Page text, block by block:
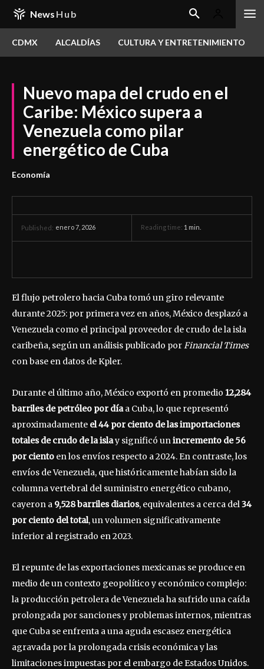
News Hub
CDMX ALCALDÍAS CULTURA Y ENTRETENIMIENTO
Nuevo mapa del crudo en el
Caribe: México supera a
Venezuela como pilar
energético de Cuba
Economía
Published: enero 7, 2026 Reading time: 1 min.
El flujo petrolero hacia Cuba tomó un giro relevante
durante 2025: por primera vez en años, México desplazó a
Venezuela como el principal proveedor de crudo de la isla
caribeña, según un análisis publicado porFinancial Times
con base en datos de Kpler.
Durante el último año, México exportó en promedio 12,284
barriles de petróleo por díaa Cuba, lo que representó
aproximadamente el 44 por ciento de las importaciones
totales de crudo de la islay significó unincremento de 56
por ciento en los envíos respecto a 2024. En contraste, los
envíos de Venezuela, que históricamente habían sido la
columna vertebral del suministro energético cubano,
cayeron a 9,528 barriles diarios, equivalentes a cerca del34
por ciento del total, un volumen significativamente
inferior al registrado en 2023.
El repunte de las exportaciones mexicanas se produce en
medio de un contexto geopolítico y económico complejo:
la producción petrolera de Venezuela ha sufrido una caída
prolongada por sanciones y problemas internos, mientras
que Cuba se enfrenta a una aguda escasez energética
agravada por la prolongada crisis económica y las
limitaciones impuestas por el embargo de Estados Unidos.